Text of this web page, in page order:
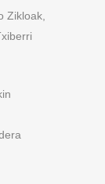
Zikloak,